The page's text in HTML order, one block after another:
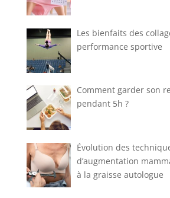
Les bienfaits des
performance sportive
Comment garder son
pendant 5h ?
Évolution des
d’augmentation
à la graisse autologue